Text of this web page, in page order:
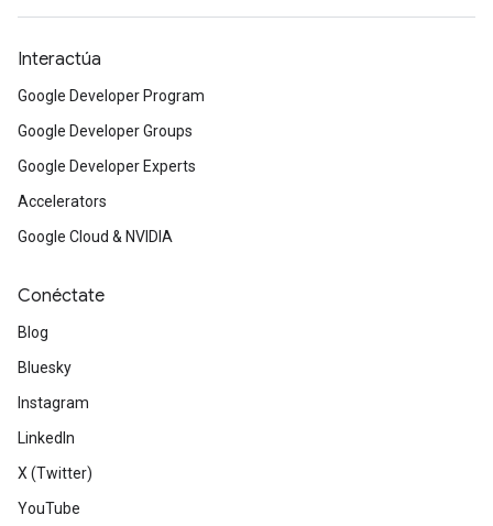
Interactúa
Google Developer Program
Google Developer Groups
Google Developer Experts
Accelerators
Google Cloud & NVIDIA
Conéctate
Blog
Bluesky
Instagram
LinkedIn
X (Twitter)
YouTube